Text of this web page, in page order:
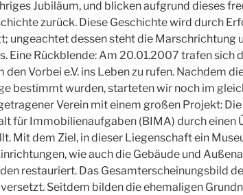
Jubiläum, und blicken aufgrund dieses
zurück. Diese Geschichte wird durch
ungeachtet dessen steht die Marschrichtung
Eine Rückblende: Am 20.01.2007 trafen sich
den Vorbei e.V. ins Leben zu rufen. Nachdem
bestimmt wurden, starteten wir noch im
Verein mit einem großen Projekt:
für Immobilienaufgaben (BIMA) durch
Mit dem Ziel, in dieser Liegenschaft ein
wie auch die Gebäude und
restauriert. Das Gesamterscheinungsbild
Seitdem bilden die ehemaligen